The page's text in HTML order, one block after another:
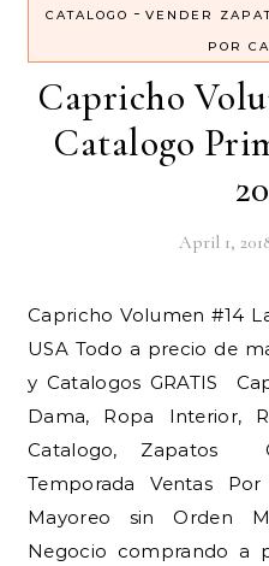
CATALOGO - VENDER
POR
Capricho
Catalogo
April 1,
Capricho Volumen #14 La Ropa mas Femenina en
USA Todo a precio de
y Catalogos GRATIS
Dama, Ropa Interior,
Catalogo, Zapatos
Temporada Ventas
Mayoreo sin Orden
Negocio comprando a